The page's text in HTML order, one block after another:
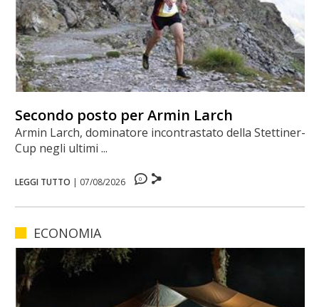
Secondo posto per Armin Larch
Armin Larch, dominatore incontrastato della Stettiner-
Cup negli ultimi ...
LEGGI TUTTO | 07/08/2026 0
ECONOMIA